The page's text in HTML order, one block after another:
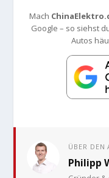
Mach
Google – so siehst
Autos
ÜBER DEN
Philipp